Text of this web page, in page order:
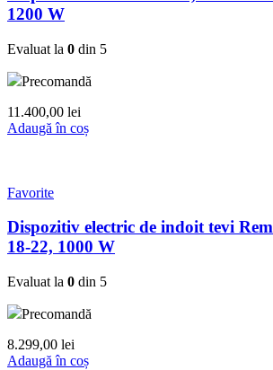
1200 W
Evaluat la 0 din 5
Precomandă
11.400,00 lei
Adaugă în coș
Favorite
Dispozitiv electric de indoit tevi
18-22, 1000 W
Evaluat la 0 din 5
Precomandă
8.299,00 lei
Adaugă în coș